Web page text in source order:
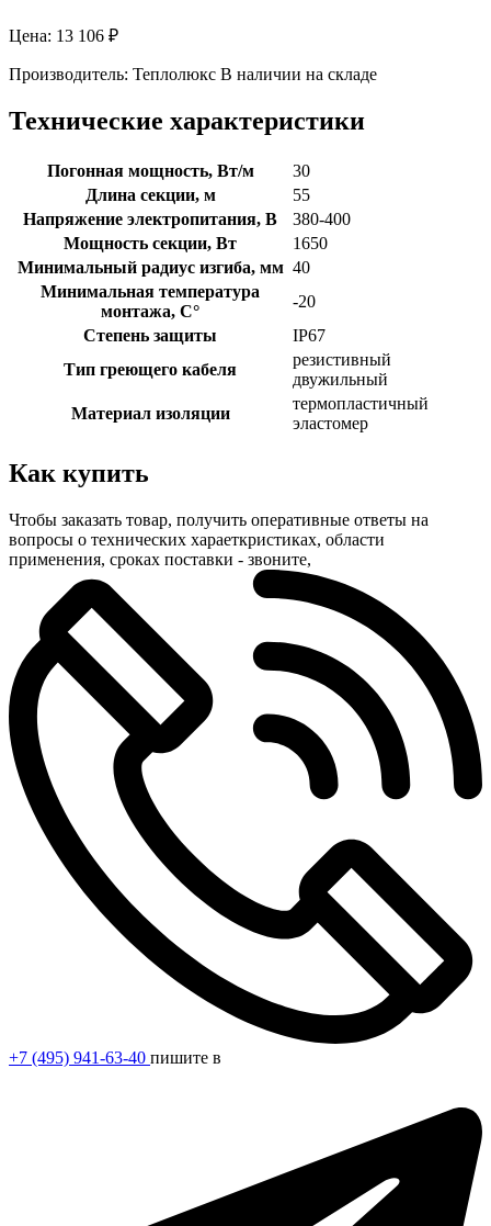
Цена: 13 106 ₽
Производитель: Теплолюкс В наличии на складе
Технические характеристики
Погонная мощность, Вт/м
30
Длина секции, м
55
Напряжение электропитания, В
380-400
Мощность секции, Вт
1650
Минимальный радиус изгиба, мм 40
Минимальная температура
монтажа, С°
-20
Степень защиты
IP67
Тип греющего кабеля
резистивный
двужильный
Материал изоляции
термопластичный
эластомер
Как купить
Чтобы заказать товар, получить оперативные ответы на
вопросы о технических хараеткристиках, области
применения, сроках поставки - звоните,
+7 (495) 941-63-40 пишите в